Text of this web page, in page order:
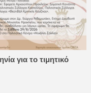
για το τιμητικό